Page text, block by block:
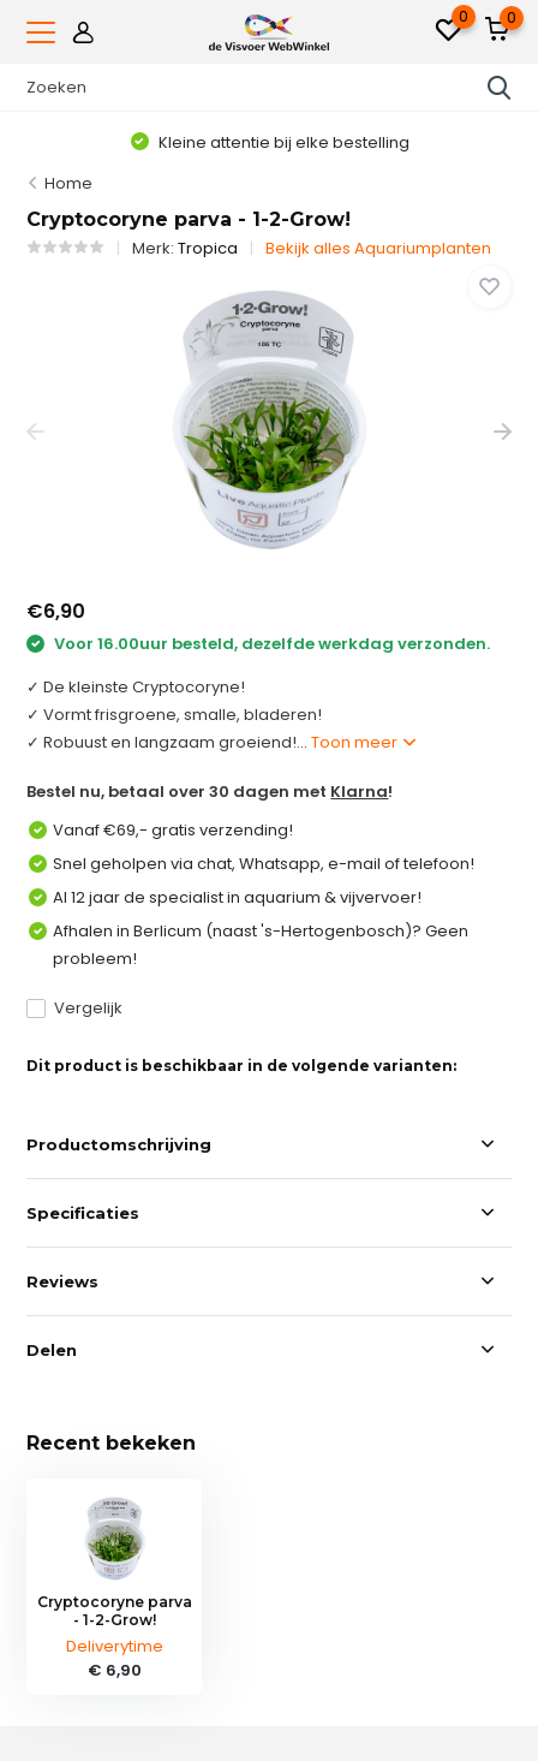
0 0
Kleine attentie bij elke bestelling
Home
Cryptocoryne parva - 1-2-Grow!
Merk:Tropica Bekijk alles Aquariumplanten
€6,90
Voor 16.00uur besteld, dezelfde werkdag verzonden.
✓ De kleinste Cryptocoryne!
✓ Vormt frisgroene, smalle, bladeren!
✓ Robuust en langzaam groeiend!...Toon meer
Bestel nu, betaal over 30 dagen met Klarna!
Vanaf €69,- gratis verzending!
Snel geholpen via chat, Whatsapp, e-mail of telefoon!
Al 12 jaar de specialist in aquarium & vijvervoer!
Afhalen in Berlicum (naast 's-Hertogenbosch)? Geen
probleem!
Vergelijk
Dit product is beschikbaar in de volgende varianten:
Productomschrijving
Specificaties
Reviews
Delen
Recent bekeken
Cryptocoryne parva
- 1-2-Grow!
Deliverytime
€ 6,90